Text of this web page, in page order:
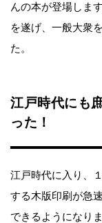
んの本が登場しま
を遂げ、一般大衆
た。
江戸時代にも
った！
江戸時代に入り、
する木版印刷が急
できるようになり